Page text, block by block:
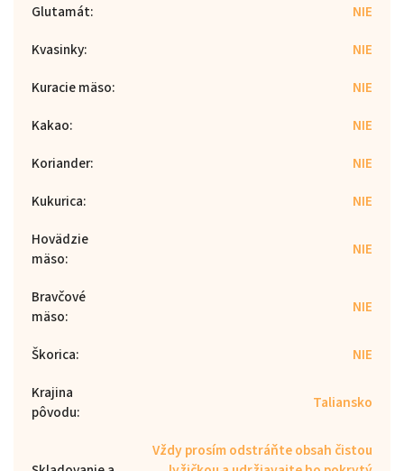
Glutamát:
NIE
Kvasinky:
NIE
Kuracie mäso:
NIE
Kakao:
NIE
Koriander:
NIE
Kukurica:
NIE
Hovädzie
mäso: NIE
Bravčové
mäso: NIE
Škorica:
NIE
Krajina
pôvodu: Taliansko
Vždy prosím odstráňte obsah čistou